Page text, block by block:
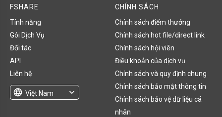
FSHARE
Tính năng
Gói Dịch Vụ
Đối tác
API
Liên hệ
language Việt Nam
expand_more
CHÍNH SÁCH
Chính sách điểm thưởng
Chính sách hot file/direct link
Chính sách hội viên
Điều khoản của dịch vụ
Chính sách và quy định chung
Chính sách bảo mật thông tin
Chính sách bảo vệ dữ liệu cá
nhân